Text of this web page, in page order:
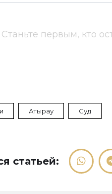
Станьте первым, кто
Атырау Суд
статьей: